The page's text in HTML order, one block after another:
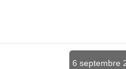
6 septembre